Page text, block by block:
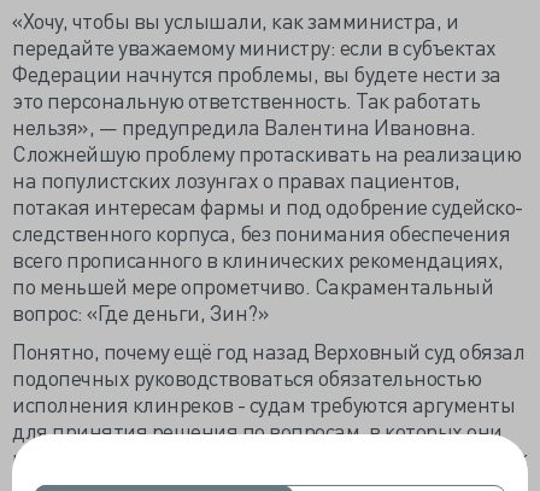
«Хочу, чтобы вы услышали, как замминистра, и
передайте уважаемому министру: если в субъектах
Федерации начнутся проблемы, вы будете нести за
это персональную ответственность. Так работать
нельзя», — предупредила Валентина Ивановна.
Сложнейшую проблему протаскивать на реализацию
на популистских лозунгах о правах пациентов,
потакая интересам фармы и под одобрение судейско-
следственного корпуса, без понимания обеспечения
всего прописанного в клинических рекомендациях,
по меньшей мере опрометчиво. Сакраментальный
вопрос: «Где деньги, Зин?»
Понятно, почему ещё год назад Верховный суд обязал
подопечных руководствоваться обязательностью
исполнения клинреков - судам требуются аргументы
для принятия решения по вопросам, в которых они
ничего не понимают. Клинические рекомендации, как
предписано законом, помогут в работе следователям